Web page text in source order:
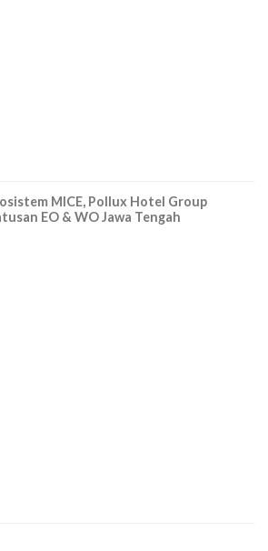
MICE, Pollux Hotel Group
EO & WO Jawa Tengah